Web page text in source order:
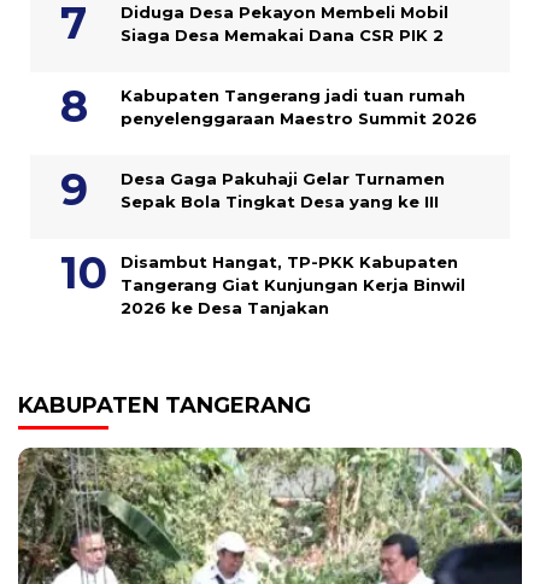
Diduga Desa Pekayon Membeli Mobil
Siaga Desa Memakai Dana CSR PIK 2
Kabupaten Tangerang jadi tuan rumah
penyelenggaraan Maestro Summit 2026
Desa Gaga Pakuhaji Gelar Turnamen
Sepak Bola Tingkat Desa yang ke III
Disambut Hangat, TP-PKK Kabupaten
Tangerang Giat Kunjungan Kerja Binwil
2026 ke Desa Tanjakan
KABUPATEN TANGERANG